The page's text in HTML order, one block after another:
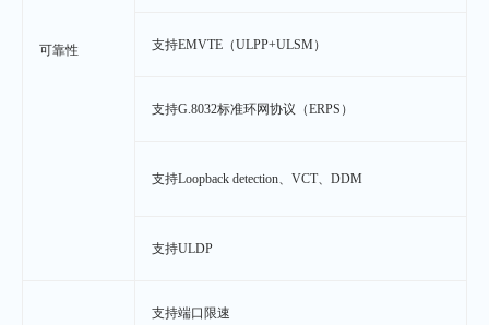
可靠性 支持EMVTE（ULPP+ULSM）
支持G.8032标准环网协议（ERPS）
支持Loopback detection、VCT、DDM
支持ULDP
支持端口限速